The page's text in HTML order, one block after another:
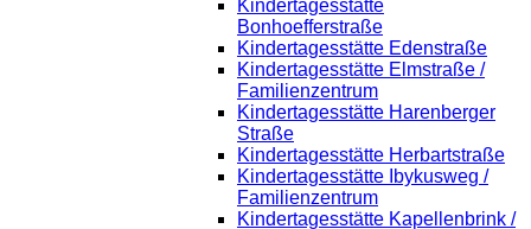
Kindertagesstätte
Bonhoefferstraße
Kindertagesstätte Edenstraße
Kindertagesstätte Elmstraße /
Familienzentrum
Kindertagesstätte Harenberger
Straße
Kindertagesstätte Herbartstraße
Kindertagesstätte Ibykusweg /
Familienzentrum
Kindertagesstätte Kapellenbrink /